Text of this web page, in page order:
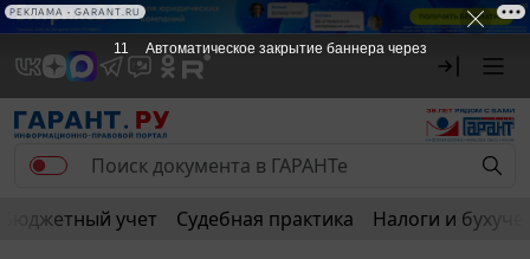
Бюджетный учет Судебная практика Налоги и
10 Автоматическое закрытие баннера через
РЕКЛАМА • GARANT.RU